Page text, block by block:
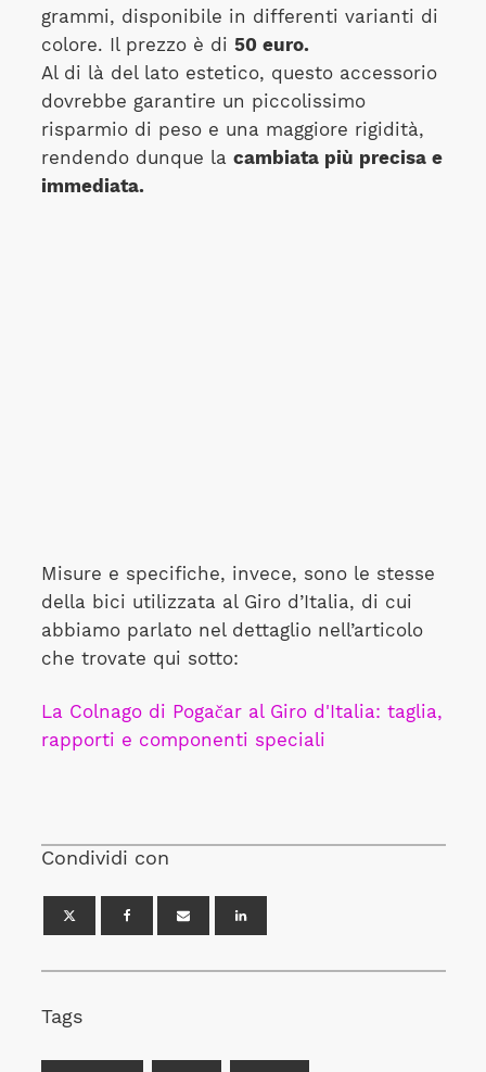
grammi, disponibile in differenti varianti di
colore. Il prezzo è di 50 euro.
Al di là del lato estetico, questo accessorio
dovrebbe garantire un piccolissimo
risparmio di peso e una maggiore rigidità,
rendendo dunque la cambiata più precisa e
immediata.
Misure e specifiche, invece, sono le stesse
della bici utilizzata al Giro d’Italia, di cui
abbiamo parlato nel dettaglio nell’articolo
che trovate qui sotto:
La Colnago di Pogačar al Giro d'Italia: taglia,
rapporti e componenti speciali
Condividi con
Tags